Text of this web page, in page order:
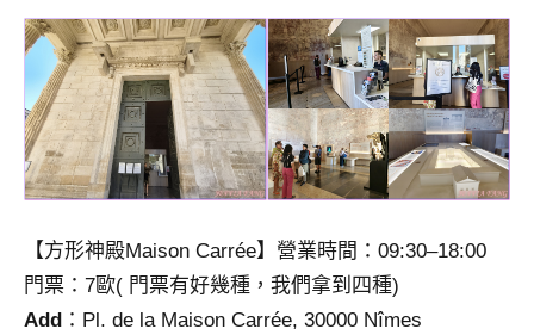
【方形神殿Maison Carrée】營業時間：09:30–18:00
門票：7歐( 門票有好幾種，我們拿到四種)
Add ：Pl. de la Maison Carrée, 30000 Nîmes